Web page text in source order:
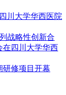
川大学华西医院
战略性创新合
在四川大学华西
研修项目开幕